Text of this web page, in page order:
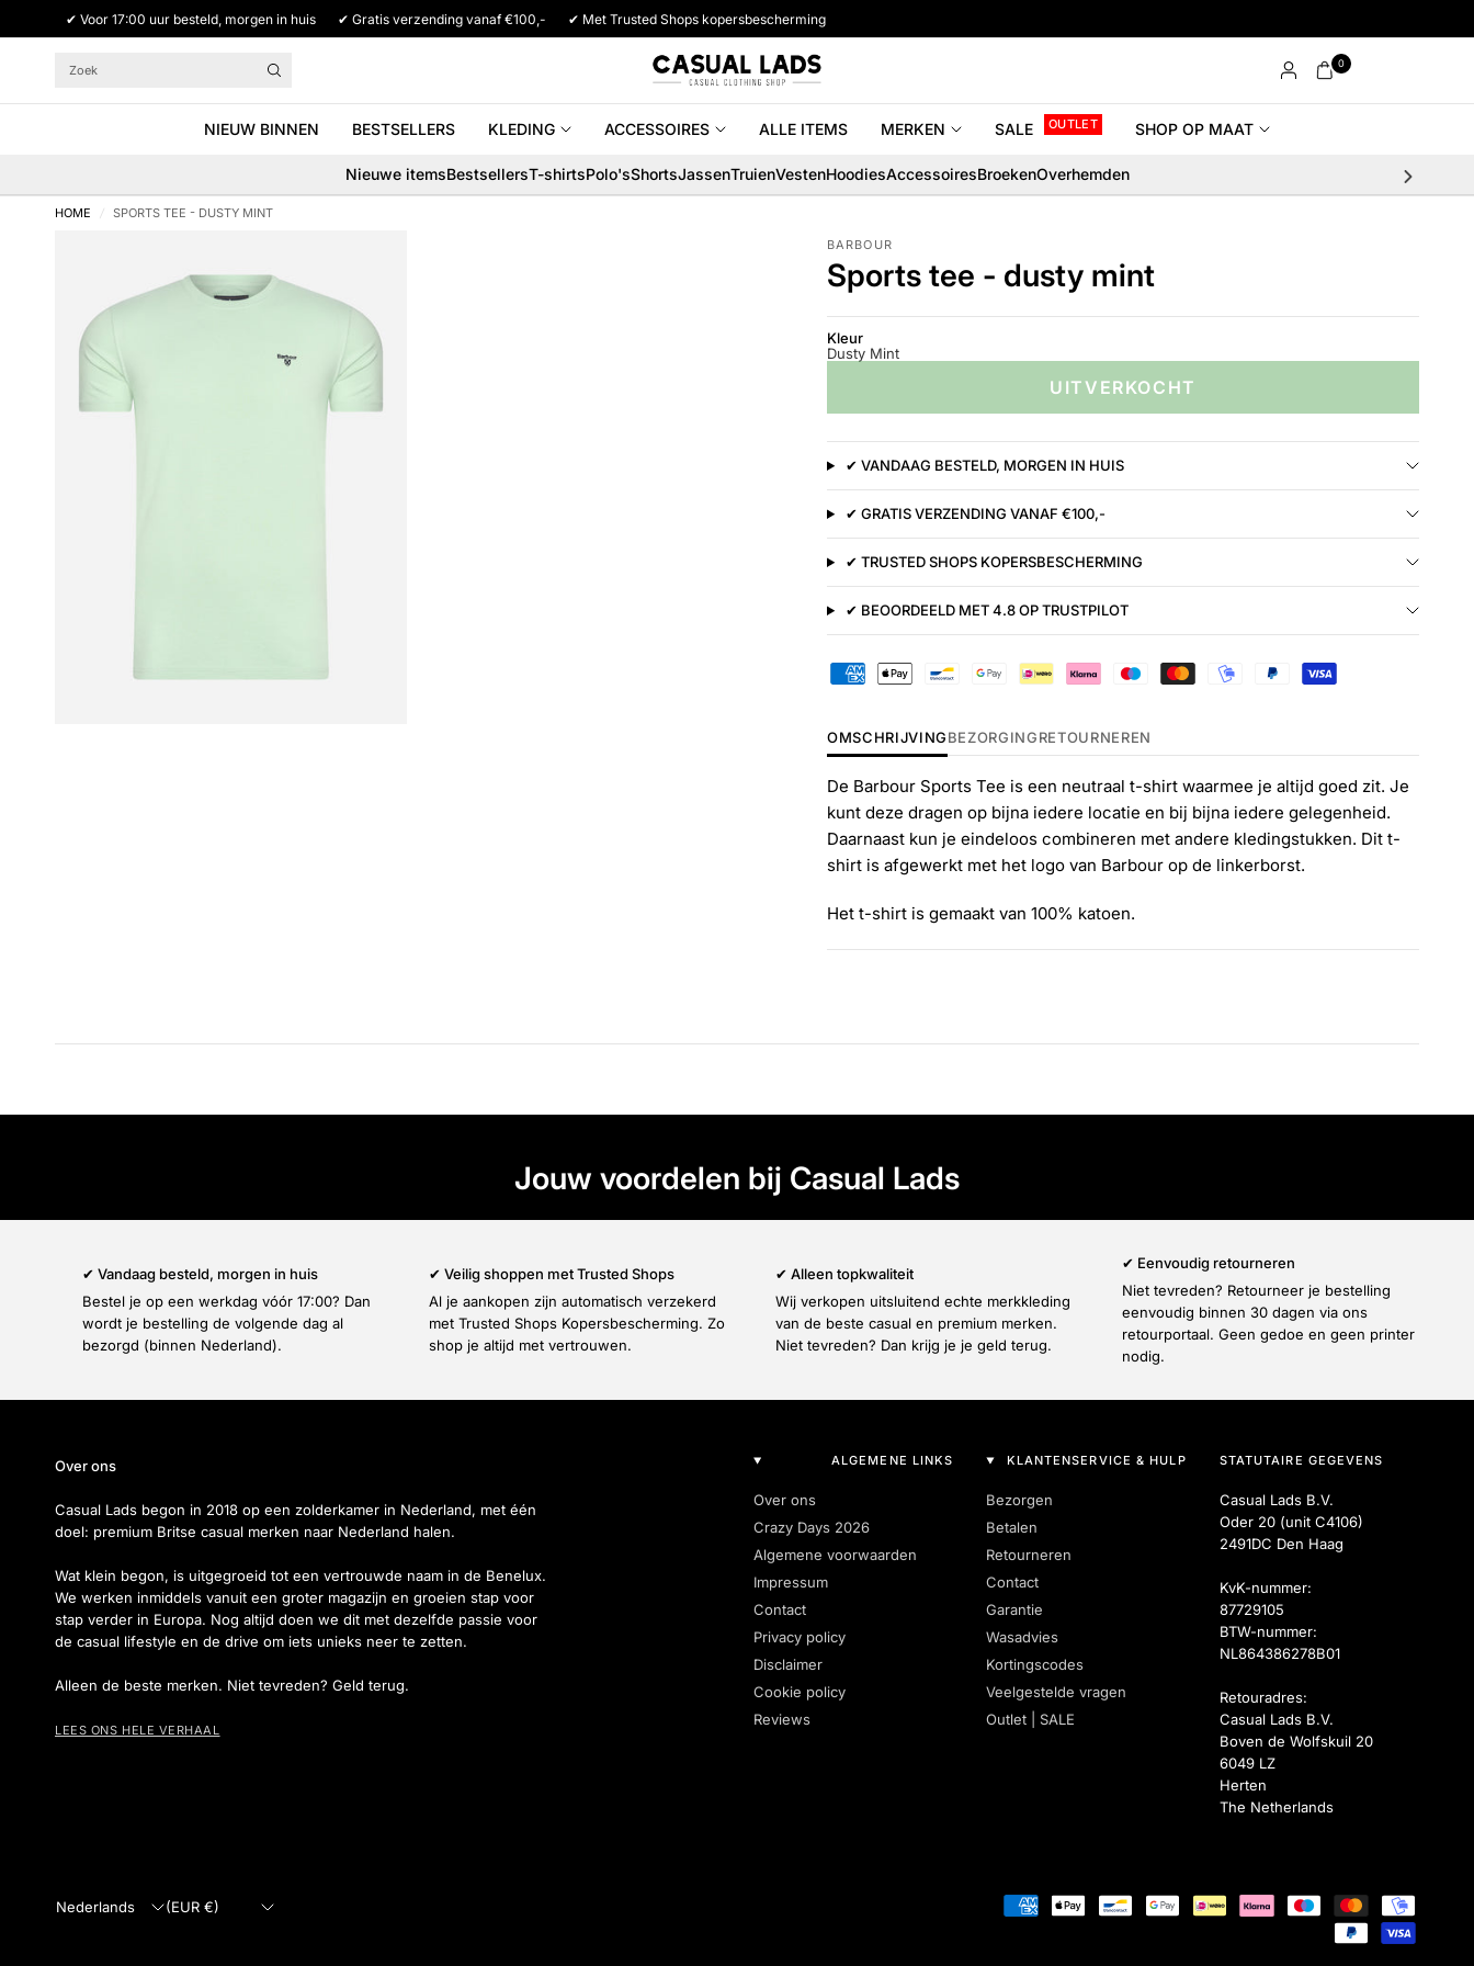
✔ Voor 17:00 uur besteld, morgen in huis ✔ Gratis verzending vanaf €100,- ✔ Met Trusted Shops kopersbescherming
0
NIEUW BINNEN BESTSELLERS KLEDING ACCESSOIRES ALLE ITEMS MERKEN SALE OUTLET SHOP OP MAAT
Nieuwe itemsBestsellersT-shirtsPolo'sShortsJassenTruienVestenHoodiesAccessoiresBroekenOverhemden
HOME / SPORTS TEE - DUSTY MINT
BARBOUR
Sports tee - dusty mint
Kleur
Dusty Mint
UITVERKOCHT
✔ VANDAAG BESTELD, MORGEN IN HUIS
✔ GRATIS VERZENDING VANAF €100,-
✔ TRUSTED SHOPS KOPERSBESCHERMING
✔ BEOORDEELD MET 4.8 OP TRUSTPILOT
OMSCHRIJVINGBEZORGINGRETOURNEREN
De Barbour Sports Tee is een neutraal t-shirt waarmee je altijd goed zit. Je
kunt deze dragen op bijna iedere locatie en bij bijna iedere gelegenheid.
Daarnaast kun je eindeloos combineren met andere kledingstukken. Dit t-
shirt is afgewerkt met het logo van Barbour op de linkerborst.
Het t-shirt is gemaakt van 100% katoen.
Jouw voordelen bij Casual Lads
✔ Vandaag besteld, morgen in huis
Bestel je op een werkdag vóór 17:00? Dan
wordt je bestelling de volgende dag al
bezorgd (binnen Nederland).
✔ Veilig shoppen met Trusted Shops
Al je aankopen zijn automatisch verzekerd
met Trusted Shops Kopersbescherming. Zo
shop je altijd met vertrouwen.
✔ Alleen topkwaliteit
Wij verkopen uitsluitend echte merkkleding
van de beste casual en premium merken.
Niet tevreden? Dan krijg je je geld terug.
✔ Eenvoudig retourneren
Niet tevreden? Retourneer je bestelling
eenvoudig binnen 30 dagen via ons
retourportaal. Geen gedoe en geen printer
nodig.
Over ons
Casual Lads begon in 2018 op een zolderkamer in Nederland, met één
doel: premium Britse casual merken naar Nederland halen.
Wat klein begon, is uitgegroeid tot een vertrouwde naam in de Benelux.
We werken inmiddels vanuit een groter magazijn en groeien stap voor
stap verder in Europa. Nog altijd doen we dit met dezelfde passie voor
de casual lifestyle en de drive om iets unieks neer te zetten.
Alleen de beste merken. Niet tevreden? Geld terug.
LEES ONS HELE VERHAAL
ALGEMENE LINKS
Over ons
Crazy Days 2026
Algemene voorwaarden
Impressum
Contact
Privacy policy
Disclaimer
Cookie policy
Reviews
KLANTENSERVICE & HULP
Bezorgen
Betalen
Retourneren
Contact
Garantie
Wasadvies
Kortingscodes
Veelgestelde vragen
Outlet | SALE
STATUTAIRE GEGEVENS
Casual Lads B.V.
Oder 20 (unit C4106)
2491DC Den Haag
KvK-nummer:
87729105
BTW-nummer:
NL864386278B01
Retouradres:
Casual Lads B.V.
Boven de Wolfskuil 20
6049 LZ
Herten
The Netherlands
Land/regio
Land/regio